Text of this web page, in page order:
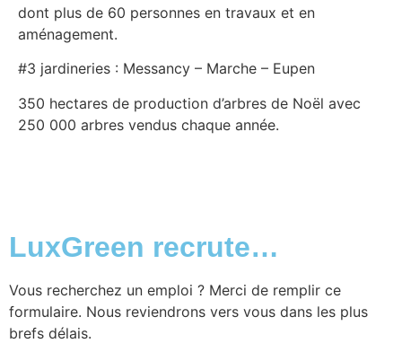
dont plus de 60 personnes en travaux et en
aménagement.
#3 jardineries : Messancy – Marche – Eupen
350 hectares de production d’arbres de Noël avec
250 000 arbres vendus chaque année.
LuxGreen recrute…
Vous recherchez un emploi ? Merci de remplir ce
formulaire. Nous reviendrons vers vous dans les plus
brefs délais.